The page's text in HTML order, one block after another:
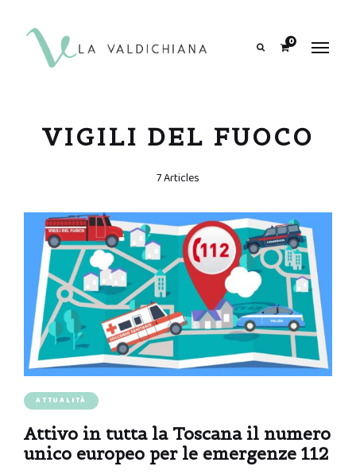
0
VIGILI DEL FUOCO
7 Articles
ATTUALITÀ
Attivo in tutta la Toscana il numero
unico europeo per le emergenze 112